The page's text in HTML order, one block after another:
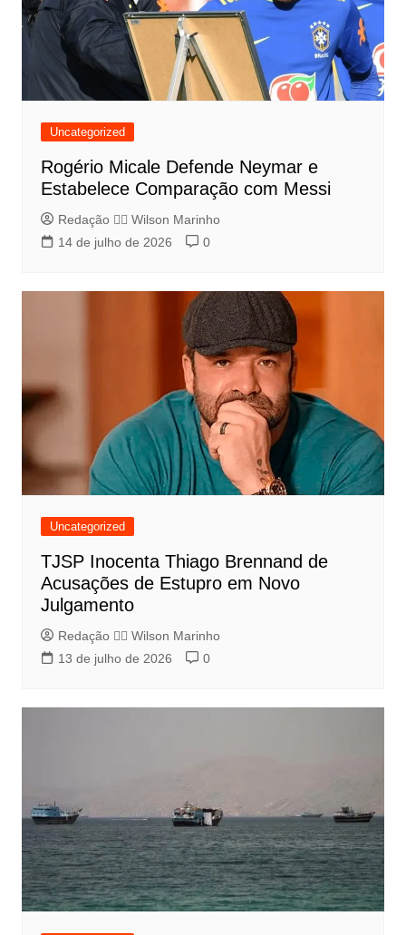
Uncategorized
Rogério Micale Defende Neymar e
Estabelece Comparação com Messi
Redação 👨‍⚖️​ Wilson Marinho
14 de julho de 2026
0
Uncategorized
TJSP Inocenta Thiago Brennand de
Acusações de Estupro em Novo
Julgamento
Redação 👨‍⚖️​ Wilson Marinho
13 de julho de 2026
0